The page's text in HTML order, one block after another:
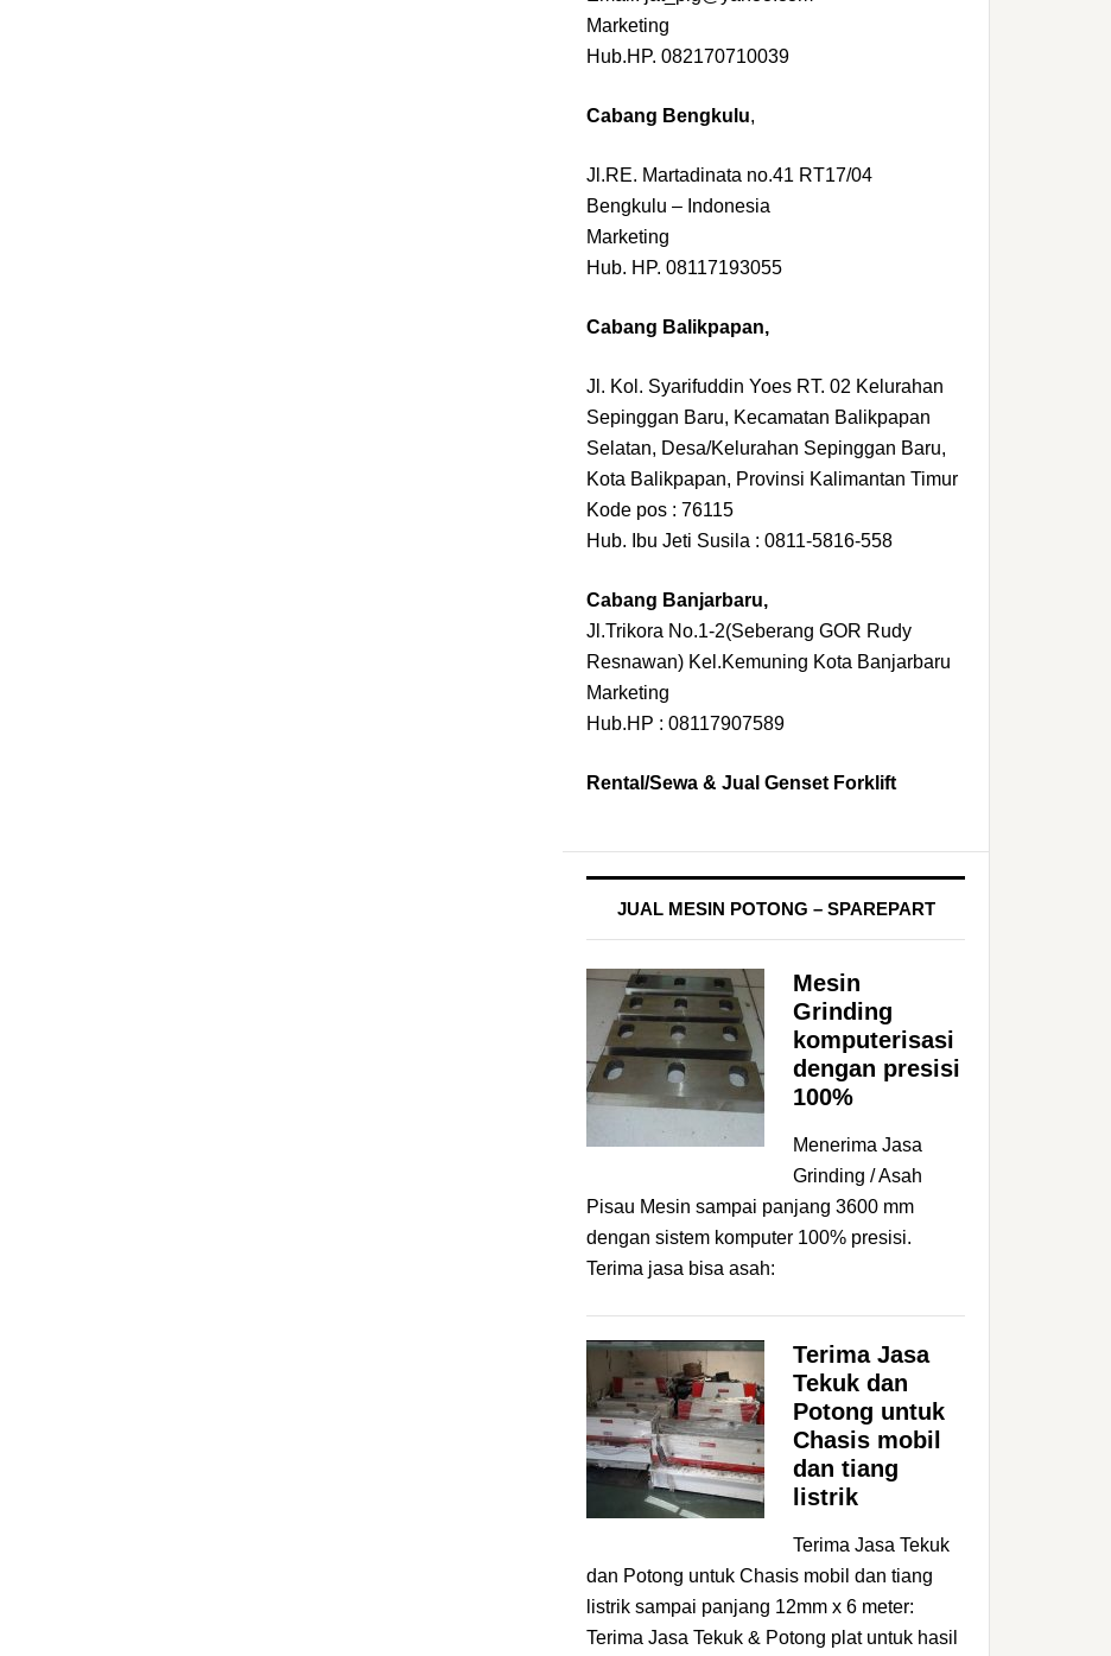
Marketing
Hub.HP. 082170710039
Cabang Bengkulu,
Jl.RE. Martadinata no.41 RT17/04
Bengkulu – Indonesia
Marketing
Hub. HP. 08117193055
Cabang Balikpapan,
Jl. Kol. Syarifuddin Yoes RT. 02 Kelurahan
Sepinggan Baru, Kecamatan Balikpapan
Selatan, Desa/Kelurahan Sepinggan Baru,
Kota Balikpapan, Provinsi Kalimantan Timur
Kode pos : 76115
Hub. Ibu Jeti Susila : 0811-5816-558
Cabang Banjarbaru,
Jl.Trikora No.1-2(Seberang GOR Rudy
Resnawan) Kel.Kemuning Kota Banjarbaru
Marketing
Hub.HP : 08117907589
Rental/Sewa & Jual Genset Forklift
JUAL MESIN POTONG – SPAREPART
Mesin
Grinding
komputerisasi
dengan presisi
100%
Menerima Jasa
Grinding / Asah
Pisau Mesin sampai panjang 3600 mm
dengan sistem komputer 100% presisi.
Terima jasa bisa asah:
Terima Jasa
Tekuk dan
Potong untuk
Chasis mobil
dan tiang
listrik
Terima Jasa Tekuk
dan Potong untuk Chasis mobil dan tiang
listrik sampai panjang 12mm x 6 meter:
Terima Jasa Tekuk & Potong plat untuk hasil